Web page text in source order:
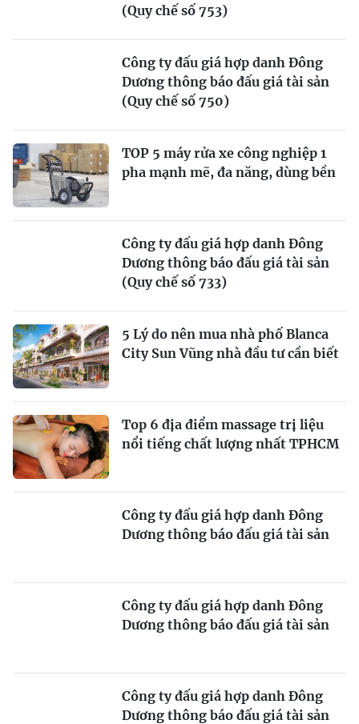
(Quy chế số 753)
Công ty đấu giá hợp danh Đông
Dương thông báo đấu giá tài sản
(Quy chế số 750)
TOP 5 máy rửa xe công nghiệp 1
pha mạnh mẽ, đa năng, dùng bền
Công ty đấu giá hợp danh Đông
Dương thông báo đấu giá tài sản
(Quy chế số 733)
5 Lý do nên mua nhà phố Blanca
City Sun Vũng nhà đầu tư cần biết
Top 6 địa điểm massage trị liệu
nổi tiếng chất lượng nhất TPHCM
Công ty đấu giá hợp danh Đông
Dương thông báo đấu giá tài sản
Công ty đấu giá hợp danh Đông
Dương thông báo đấu giá tài sản
Công ty đấu giá hợp danh Đông
Dương thông báo đấu giá tài sản